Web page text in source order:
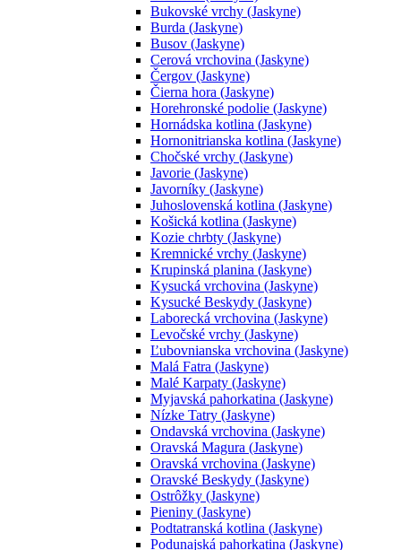
Bukovské vrchy (Jaskyne)
Burda (Jaskyne)
Busov (Jaskyne)
Cerová vrchovina (Jaskyne)
Čergov (Jaskyne)
Čierna hora (Jaskyne)
Horehronské podolie (Jaskyne)
Hornádska kotlina (Jaskyne)
Hornonitrianska kotlina (Jaskyne)
Chočské vrchy (Jaskyne)
Javorie (Jaskyne)
Javorníky (Jaskyne)
Juhoslovenská kotlina (Jaskyne)
Košická kotlina (Jaskyne)
Kozie chrbty (Jaskyne)
Kremnické vrchy (Jaskyne)
Krupinská planina (Jaskyne)
Kysucká vrchovina (Jaskyne)
Kysucké Beskydy (Jaskyne)
Laborecká vrchovina (Jaskyne)
Levočské vrchy (Jaskyne)
Ľubovnianska vrchovina (Jaskyne)
Malá Fatra (Jaskyne)
Malé Karpaty (Jaskyne)
Myjavská pahorkatina (Jaskyne)
Nízke Tatry (Jaskyne)
Ondavská vrchovina (Jaskyne)
Oravská Magura (Jaskyne)
Oravská vrchovina (Jaskyne)
Oravské Beskydy (Jaskyne)
Ostrôžky (Jaskyne)
Pieniny (Jaskyne)
Podtatranská kotlina (Jaskyne)
Podunajská pahorkatina (Jaskyne)